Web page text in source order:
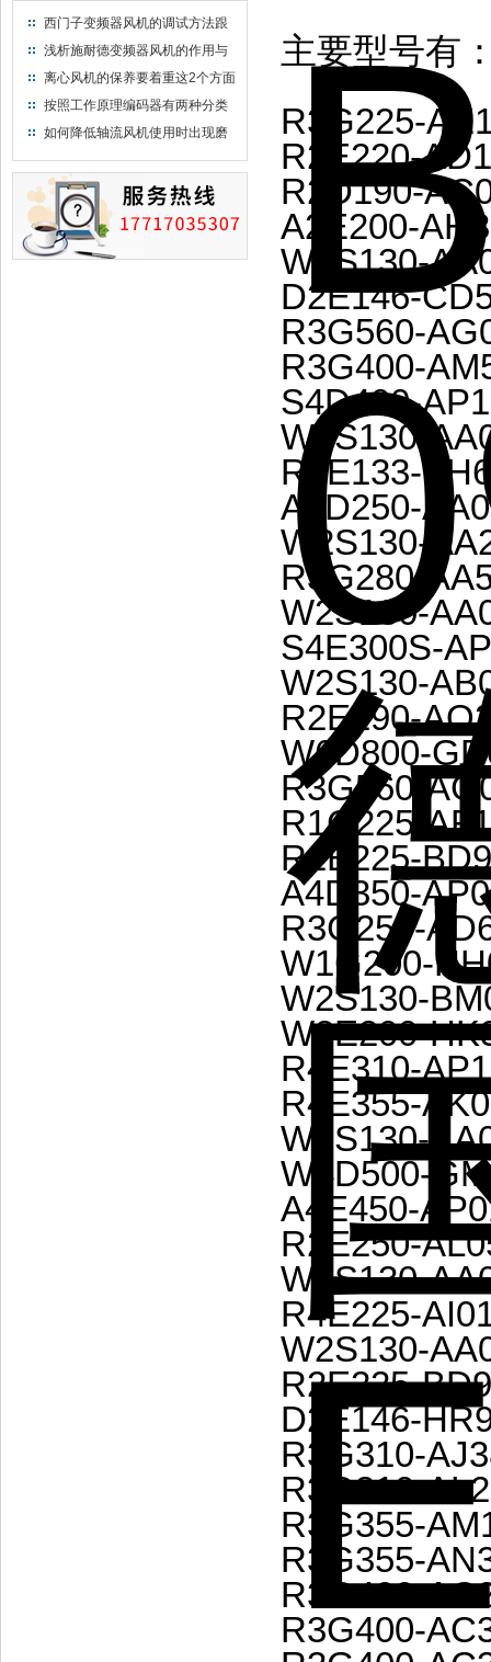
西门子变频器风机的调试方法跟
步骤
浅析施耐德变频器风机的作用与
意义所在
离心风机的保养要着重这2个方面
按照工作原理编码器有两种分类
如何降低轴流风机使用时出现磨
主要型号有
R3G225-
R2E220-
R2D190-
A2E200-
W2S130-
D2E146-
R3G560-
R3G400-
S4D400-
W2S130-
R2E133-
A2D250-
W2S130-
R3G280-
W2S130-
S4E300S-
W2S130-
R2E190-
W6D800-
R3G560-
R1G225-
R2E225-
A4D350-
R3G250-
W1G200-
W2S130-
W2E200-
R4E310-
R4E355-
W2S130-
W4D500-
A4E450-
R2E250-
W2S130-
R4E225-
W2S130-
R2E225-
D2E146-
R3G310-
R3G310-
R3G355-
R3G355-
R3G400-
R3G400-